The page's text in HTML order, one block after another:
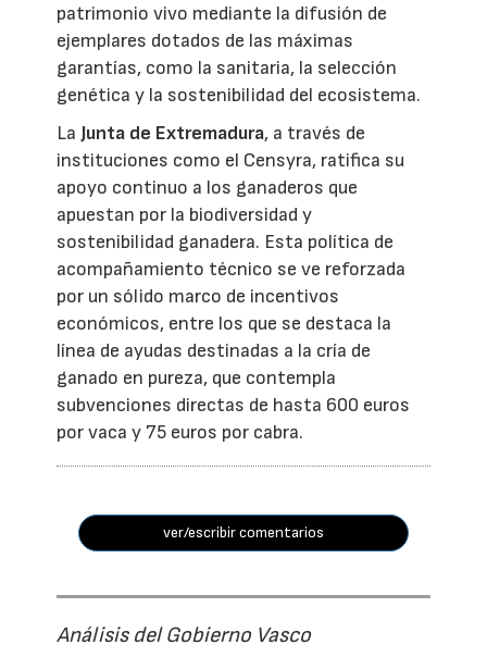
patrimonio vivo mediante la difusión de
ejemplares dotados de las máximas
garantías, como la sanitaria, la selección
genética y la sostenibilidad del ecosistema.
LaJunta de Extremadura, a través de
instituciones como el Censyra, ratifica su
apoyo continuo a los ganaderos que
apuestan por la biodiversidad y
sostenibilidad ganadera. Esta política de
acompañamiento técnico se ve reforzada
por un sólido marco de incentivos
económicos, entre los que se destaca la
línea de ayudas destinadas a la cría de
ganado en pureza, que contempla
subvenciones directas de hasta 600 euros
por vaca y 75 euros por cabra.
ver/escribir comentarios
Análisis del Gobierno Vasco